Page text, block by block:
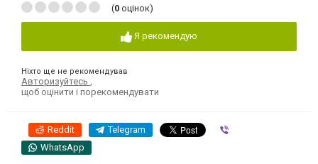
(0 оцінок)
Я рекомендую
Ніхто ще не рекомендував
Авторизуйтесь
щоб оцінити і порекомендувати
Reddit Telegram
WhatsApp